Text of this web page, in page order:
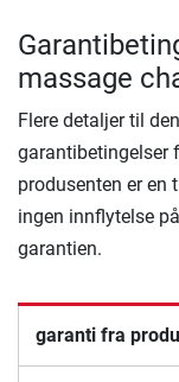
massage
Flere detaljer til
garantibetingelser
produsenten er en
ingen innflytelse
garantien.
garanti fra